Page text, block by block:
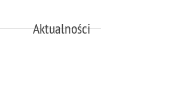
Aktualności